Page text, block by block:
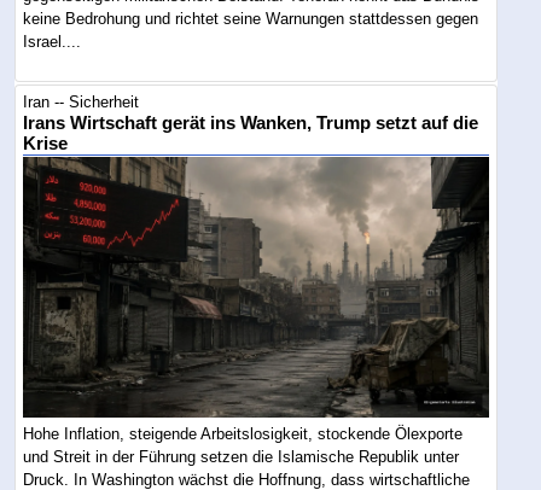
keine Bedrohung und richtet seine Warnungen stattdessen gegen
Israel....
Iran -- Sicherheit
Irans Wirtschaft gerät ins Wanken, Trump setzt auf die
Krise
Hohe Inflation, steigende Arbeitslosigkeit, stockende Ölexporte
und Streit in der Führung setzen die Islamische Republik unter
Druck. In Washington wächst die Hoffnung, dass wirtschaftliche